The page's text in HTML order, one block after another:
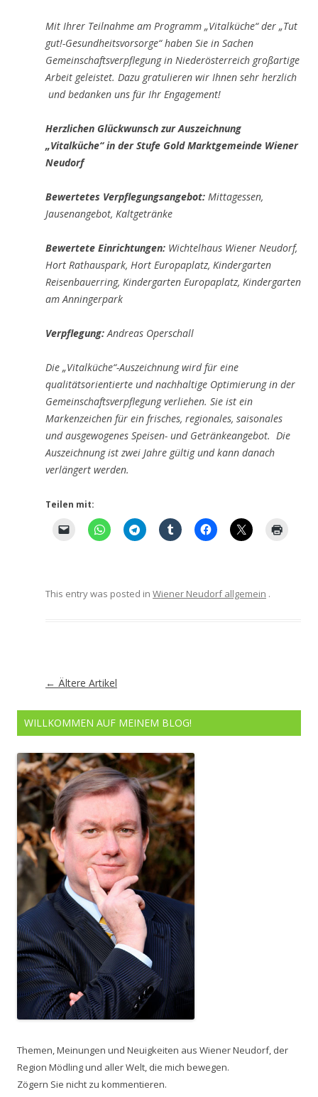
Mit Ihrer Teilnahme am Programm „Vitalküche“ der „Tut
gut!-Gesundheitsvorsorge“ haben Sie in Sachen
Gemeinschaftsverpflegung in Niederösterreich großartige
Arbeit geleistet. Dazu gratulieren wir Ihnen sehr herzlich
und bedanken uns für Ihr Engagement!
Herzlichen Glückwunsch zur Auszeichnung
„Vitalküche“ in der Stufe Gold Marktgemeinde Wiener
Neudorf
Bewertetes Verpflegungsangebot: Mittagessen,
Jausenangebot, Kaltgetränke
Bewertete Einrichtungen: Wichtelhaus Wiener Neudorf,
Hort Rathauspark, Hort Europaplatz, Kindergarten
Reisenbauerring, Kindergarten Europaplatz, Kindergarten
am Anningerpark
Verpflegung:Andreas Operschall
Die „Vitalküche“-Auszeichnung wird für eine
qualitätsorientierte und nachhaltige Optimierung in der
Gemeinschaftsverpflegung verliehen. Sie ist ein
Markenzeichen für ein frisches, regionales, saisonales
und ausgewogenes Speisen- und Getränkeangebot. Die
Auszeichnung ist zwei Jahre gültig und kann danach
verlängert werden.
Teilen mit:
This entry was posted in Wiener Neudorf allgemein .
Artikel-
← Ältere Artikel
WILLKOMMEN AUF MEINEM BLOG!
Themen, Meinungen und Neuigkeiten aus Wiener Neudorf, der
Region Mödling und aller Welt, die mich bewegen.
Zögern Sie nicht zu kommentieren.